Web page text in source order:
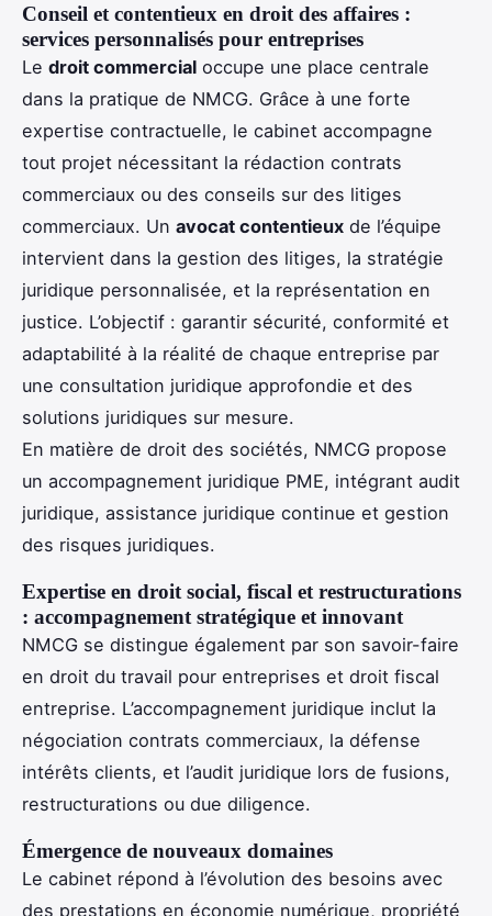
Conseil et contentieux en droit des affaires :
services personnalisés pour entreprises
Le droit commercial occupe une place centrale
dans la pratique de NMCG. Grâce à une forte
expertise contractuelle, le cabinet accompagne
tout projet nécessitant la rédaction contrats
commerciaux ou des conseils sur des litiges
commerciaux. Un avocat contentieux de l’équipe
intervient dans la gestion des litiges, la stratégie
juridique personnalisée, et la représentation en
justice. L’objectif : garantir sécurité, conformité et
adaptabilité à la réalité de chaque entreprise par
une consultation juridique approfondie et des
solutions juridiques sur mesure.
En matière de droit des sociétés, NMCG propose
un accompagnement juridique PME, intégrant audit
juridique, assistance juridique continue et gestion
des risques juridiques.
Expertise en droit social, fiscal et restructurations
: accompagnement stratégique et innovant
NMCG se distingue également par son savoir-faire
en droit du travail pour entreprises et droit fiscal
entreprise. L’accompagnement juridique inclut la
négociation contrats commerciaux, la défense
intérêts clients, et l’audit juridique lors de fusions,
restructurations ou due diligence.
Émergence de nouveaux domaines
Le cabinet répond à l’évolution des besoins avec
des prestations en économie numérique, propriété